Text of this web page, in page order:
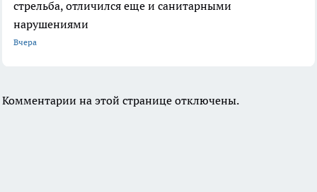
стрельба, отличился еще и санитарными
нарушениями
Вчера
Комментарии на этой странице отключены.